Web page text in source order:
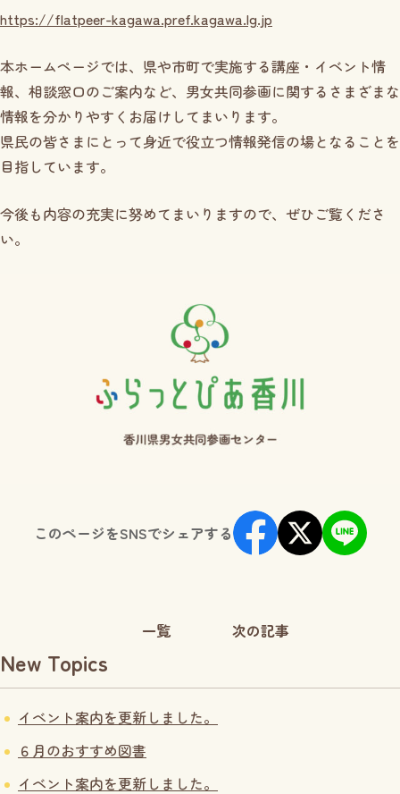
https://flatpeer-kagawa.pref.kagawa.lg.jp
本ホームページでは、県や市町で実施する講座・イベント情
報、相談窓口のご案内など、男女共同参画に関するさまざまな
情報を分かりやすくお届けしてまいります。
県民の皆さまにとって身近で役立つ情報発信の場となることを
目指しています。
今後も内容の充実に努めてまいりますので、ぜひご覧くださ
い。
このページをSNSでシェアする
一覧 次の記事
New Topics
イベント案内を更新しました。
６月のおすすめ図書
イベント案内を更新しました。